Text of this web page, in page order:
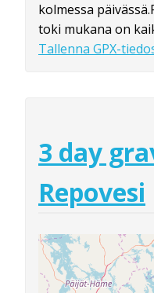
kolmessa
toki mukana on
Tallenna GPX-
3 day
Repovesi